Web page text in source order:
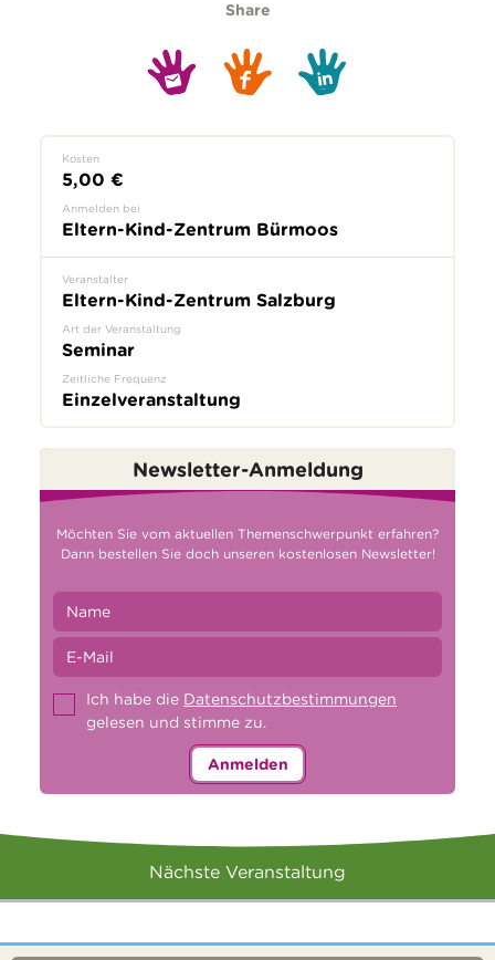
Share
Kosten
5,00 €
Anmelden bei
Eltern-Kind-Zentrum Bürmoos
Veranstalter
Eltern-Kind-Zentrum Salzburg
Art der Veranstaltung
Seminar
Zeitliche Frequenz
Einzelveranstaltung
Newsletter-Anmeldung
Möchten Sie vom aktuellen Themenschwerpunkt erfahren?
Dann bestellen Sie doch unseren kostenlosen Newsletter!
Ich habe die Datenschutzbestimmungen
gelesen und stimme zu.
Anmelden
Nächste Veranstaltung